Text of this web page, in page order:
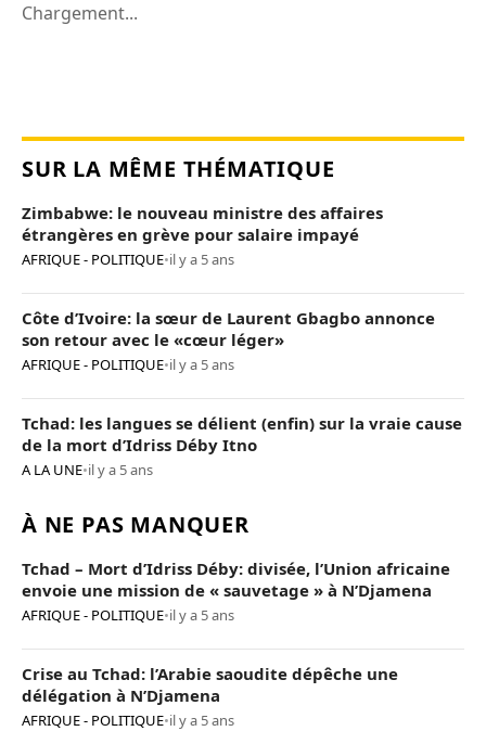
Chargement...
SUR LA MÊME THÉMATIQUE
Zimbabwe: le nouveau ministre des affaires
étrangères en grève pour salaire impayé
AFRIQUE - POLITIQUE•il y a 5 ans
Côte d’Ivoire: la sœur de Laurent Gbagbo annonce
son retour avec le «cœur léger»
AFRIQUE - POLITIQUE•il y a 5 ans
Tchad: les langues se délient (enfin) sur la vraie cause
de la mort d’Idriss Déby Itno
A LA UNE•il y a 5 ans
À NE PAS MANQUER
Tchad – Mort d’Idriss Déby: divisée, l’Union africaine
envoie une mission de « sauvetage » à N’Djamena
AFRIQUE - POLITIQUE•il y a 5 ans
Crise au Tchad: l’Arabie saoudite dépêche une
délégation à N’Djamena
AFRIQUE - POLITIQUE•il y a 5 ans